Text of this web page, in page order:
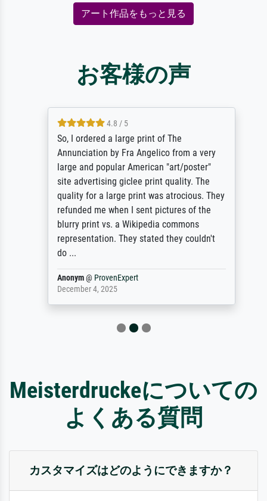
アート作品をもっと見る
お客様の声
4.8 / 5
So, I ordered a large print of The
Annunciation by Fra Angelico from a very
large and popular American "art/poster"
site advertising giclee print quality. The
quality for a large print was atrocious. They
refunded me when I sent pictures of the
blurry print vs. a Wikipedia commons
representation. They stated they couldn't
do ...
Anonym@ProvenExpert
December 4, 2025
Meisterdruckeについての
よくある質問
カスタマイズはどのようにできますか？